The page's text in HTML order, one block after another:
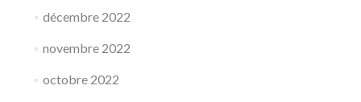
décembre 2022
novembre 2022
octobre 2022